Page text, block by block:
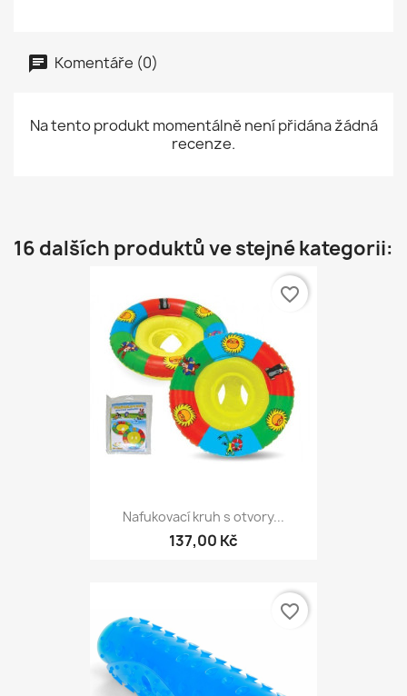
Komentáře (0)
Na tento produkt momentálně není přidána žádná
recenze.
16 dalších produktů ve stejné kategorii:
Nafukovací kruh s otvory...
137,00 Kč
favorite_border
favorite_border